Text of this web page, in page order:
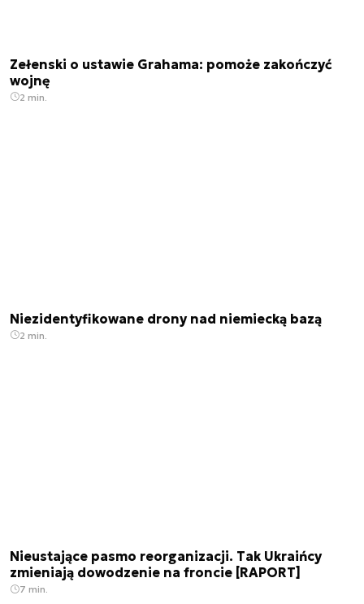
Zełenski o ustawie Grahama: pomoże zakończyć
wojnę
2 min.
Niezidentyfikowane drony nad niemiecką bazą
2 min.
Nieustające pasmo reorganizacji. Tak Ukraińcy
zmieniają dowodzenie na froncie [RAPORT]
7 min.